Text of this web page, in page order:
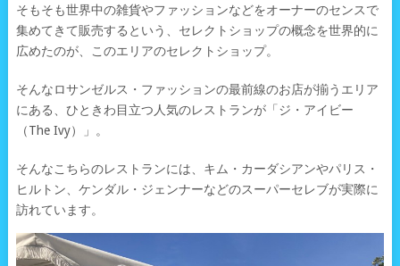
そもそも世界中の雑貨やファッションなどをオーナーのセンスで
集めてきて販売するという、セレクトショップの概念を世界的に
広めたのが、このエリアのセレクトショップ。
そんなロサンゼルス・ファッションの最前線のお店が揃うエリア
にある、ひときわ目立つ人気のレストランが「ジ・アイビー
（The Ivy）」。
そんなこちらのレストランには、キム・カーダシアンやパリス・
ヒルトン、ケンダル・ジェンナーなどのスーパーセレブが実際に
訪れています。